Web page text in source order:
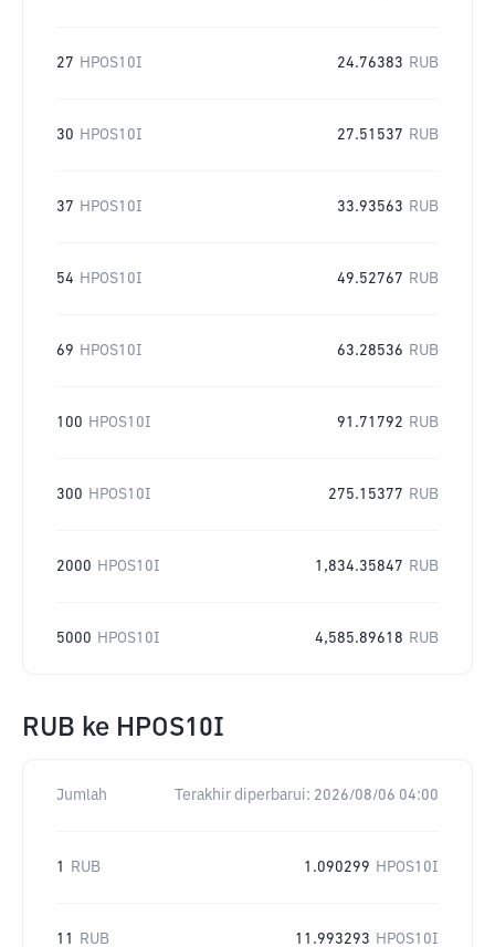
27 HPOS10I 24.76383 RUB
30 HPOS10I 27.51537 RUB
37 HPOS10I 33.93563 RUB
54 HPOS10I 49.52767 RUB
69 HPOS10I 63.28536 RUB
100 HPOS10I 91.71792 RUB
300 HPOS10I 275.15377 RUB
2000 HPOS10I 1,834.35847 RUB
5000 HPOS10I 4,585.89618 RUB
RUB ke HPOS10I
Jumlah Terakhir diperbarui: 2026/08/06 04:00
1 RUB 1.090299 HPOS10I
11 RUB 11.993293 HPOS10I